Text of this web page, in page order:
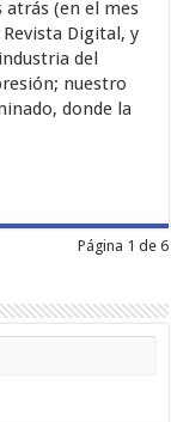
atrás (en el mes
Digital, y
del
nuestro
donde la
Página 1 de 6